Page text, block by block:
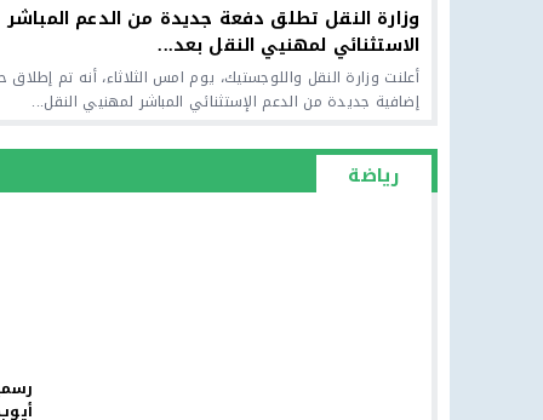
وزارة النقل تطلق دفعة جديدة من الدعم المباشر
الاستثنائي لمهنيي النقل بعد...
أعلنت وزارة النقل واللوجستيك، يوم امس الثلاثاء، أنه تم
إضافية جديدة من الدعم الإستثنائي المباشر لمهنيي النقل...
رياضة